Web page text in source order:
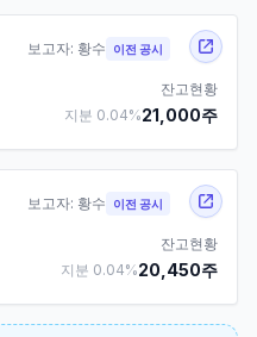
보고자: 황수 이전 공시
잔고현황
지분 0.04%21,000주
보고자: 황수 이전 공시
잔고현황
지분 0.04%20,450주